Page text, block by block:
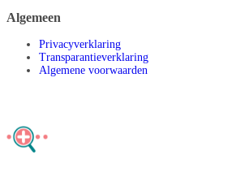
Algemeen
Privacyverklaring
Transparantieverklaring
Algemene voorwaarden